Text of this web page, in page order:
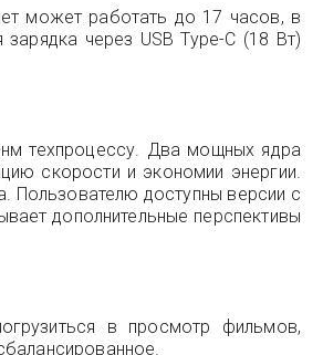
может работать до 17 часов, в
через USB Type-C (18 Вт)
нм техпроцессу. Два мощных ядра
скорости и экономии энергии.
Пользователю доступны версии с
дополнительные перспективы
в просмотр фильмов,